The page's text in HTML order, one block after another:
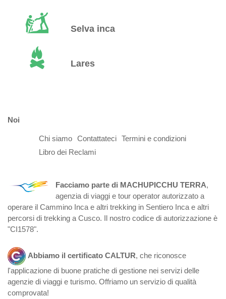
Selva inca
Lares
Noi
Chi siamo Contattateci
Termini e condizioni
Libro dei Reclami
Facciamo parte di MACHUPICCHU TERRA,
agenzia di viaggi e tour operator autorizzato a
operare il Cammino Inca e altri trekking in Sentiero Inca e altri
percorsi di trekking a Cusco. Il nostro codice di autorizzazione è
"CI1578".
Abbiamo il certificato CALTUR, che riconosce
l'applicazione di buone pratiche di gestione nei servizi delle
agenzie di viaggi e turismo. Offriamo un servizio di qualità
comprovata!